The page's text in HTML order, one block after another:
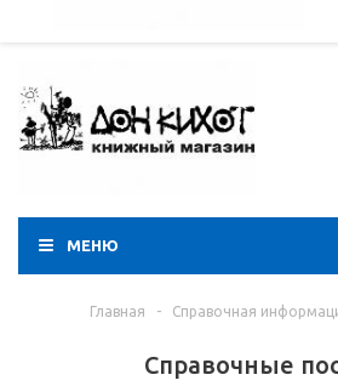
МЕНЮ
Главная - Справочная
Справочные